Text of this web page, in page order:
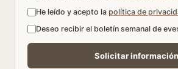
He leído y acepto la política de
Deseo recibir el boletín semanal de